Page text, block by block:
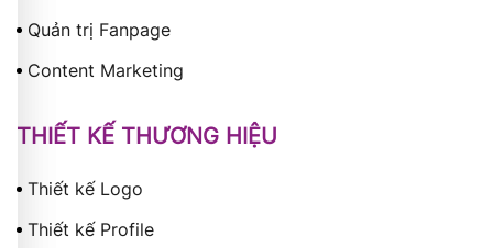
Quản trị Fanpage
Content Marketing
THIẾT KẾ THƯƠNG HIỆU
Thiết kế Logo
Thiết kế Profile